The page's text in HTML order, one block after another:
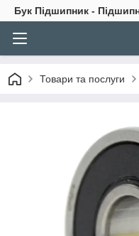
Бук Підшипник -
Товари та послуги